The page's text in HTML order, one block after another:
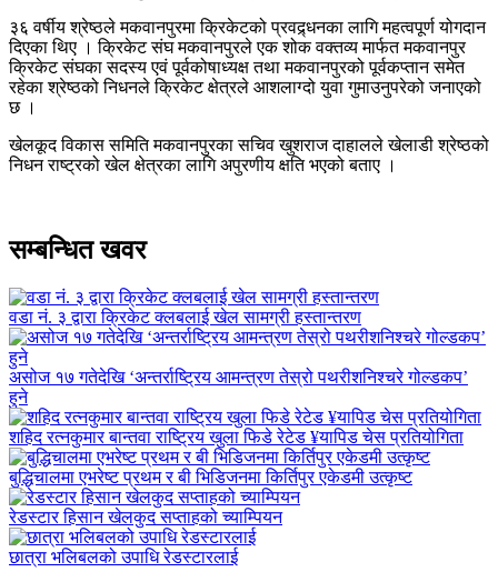
३६ वर्षीय श्रेष्ठले मकवानपुरमा क्रिकेटको प्रवद्र्धनका लागि महत्वपूर्ण योगदान
दिएका थिए । क्रिकेट संघ मकवानपुरले एक शोक वक्तव्य मार्फत मकवानपुर
क्रिकेट संघका सदस्य एवं पूर्वकोषाध्यक्ष तथा मकवानपुरको पूर्वकप्तान समेत
रहेका श्रेष्ठको निधनले क्रिकेट क्षेत्रले आशलाग्दो युवा गुमाउनुपरेको जनाएको
छ ।
खेलकूद विकास समिति मकवानपुरका सचिव खुशराज दाहालले खेलाडी श्रेष्ठको
निधन राष्ट्रको खेल क्षेत्रका लागि अपुरणीय क्षति भएको बताए ।
सम्बन्धित खवर
वडा नं. ३ द्वारा क्रिकेट क्लबलाई खेल सामग्री हस्तान्तरण
असोज १७ गतेदेखि ‘अन्तर्राष्ट्रिय आमन्त्रण तेस्रो पथरीशनिश्चरे गोल्डकप’
हुने
शहिद रत्नकुमार बान्तवा राष्ट्रिय खुला फिडे रेटेड ¥यापिड चेस प्रतियोगिता
बुद्धिचालमा एभरेष्ट प्रथम र बी भिडिजनमा किर्तिपुर एकेडमी उत्कृष्ट
रेडस्टार हिसान खेलकुद सप्ताहको च्याम्पियन
छात्रा भलिबलको उपाधि रेडस्टारलाई